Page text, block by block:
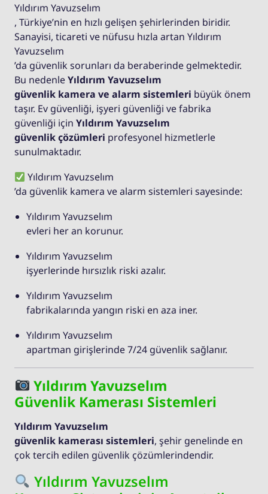
Yıldırım Yavuzselım
, Türkiye’nin en hızlı gelişen şehirlerinden biridir.
Sanayisi, ticareti ve nüfusu hızla artan Yıldırım
Yavuzselım
’da güvenlik sorunları da beraberinde gelmektedir.
Bu nedenleYıldırım Yavuzselım
güvenlik kamera ve alarm sistemleri büyük önem
taşır. Ev güvenliği, işyeri güvenliği ve fabrika
güvenliği için Yıldırım Yavuzselım
güvenlik çözümleri profesyonel hizmetlerle
sunulmaktadır.
Yıldırım Yavuzselım
’da güvenlik kamera ve alarm sistemleri sayesinde:
Yıldırım Yavuzselım
evleri her an korunur.
Yıldırım Yavuzselım
işyerlerinde hırsızlık riski azalır.
Yıldırım Yavuzselım
fabrikalarında yangın riski en aza iner.
Yıldırım Yavuzselım
apartman girişlerinde 7/24 güvenlik sağlanır.
Yıldırım Yavuzselım
Güvenlik Kamerası Sistemleri
Yıldırım Yavuzselım
güvenlik kamerası sistemleri, şehir genelinde en
çok tercih edilen güvenlik çözümlerindendir.
Yıldırım Yavuzselım